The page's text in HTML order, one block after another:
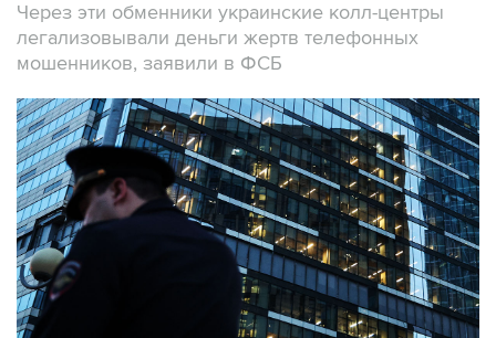
Через эти обменники украинские колл-центры
легализовывали деньги жертв телефонных
мошенников, заявили в ФСБ